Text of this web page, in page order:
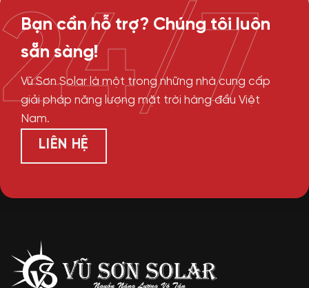
Bạn cần hỗ trợ? Chúng tôi luôn
sẵn sàng!
Vũ Sơn Solar là một trong những nhà cung cấp
giải pháp năng lượng mặt trời hàng đầu Việt
Nam.
LIÊN HỆ
24/7